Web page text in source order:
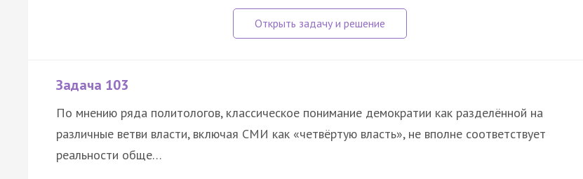
Задача 103
По мнению ряда политологов, классическое понимание демократии как разделённой на
различные ветви власти, включая СМИ как «четвёртую власть», не вполне соответствует
реальности обще…